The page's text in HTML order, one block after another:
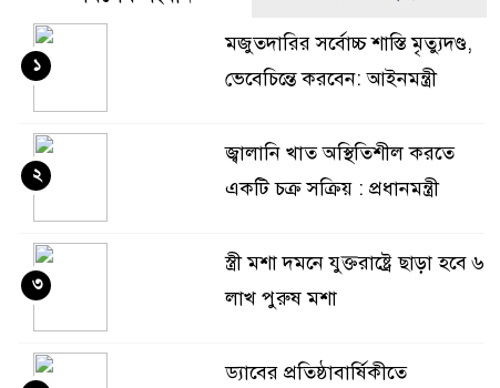
মজুতদারির সর্বোচ্চ শাস্তি মৃত্যুদণ্ড,
ভেবেচিন্তে করবেন: আইনমন্ত্রী
১
জ্বালানি খাত অস্থিতিশীল করতে
একটি চক্র সক্রিয় : প্রধানমন্ত্রী
২
স্ত্রী মশা দমনে যুক্তরাষ্ট্রে ছাড়া হবে ৬
লাখ পুরুষ মশা
৩
ড্যাবের প্রতিষ্ঠাবার্ষিকীতে